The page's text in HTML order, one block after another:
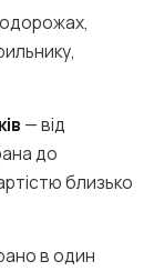
— від
до
близько
в один